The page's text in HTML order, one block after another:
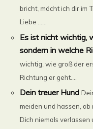
bricht, möcht ich dir im
Liebe ......
Es ist nicht wichtig,
sondern in welche
wichtig, wie groß der
Richtung er geht....
Dein treuer Hund
meiden und hassen,
Dich niemals verlassen